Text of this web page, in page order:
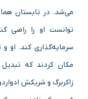
می‌شد. در تابستان
سرمایه‌گذاری کند. او
مکان کردند که